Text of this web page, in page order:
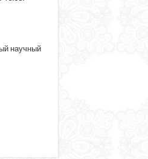
научный